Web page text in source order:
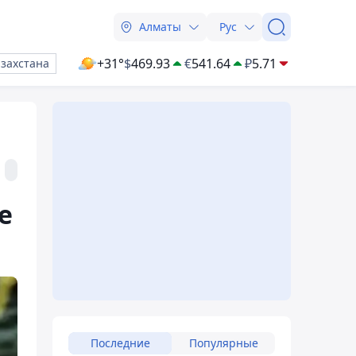
Алматы Рус
+31°$469.93 €541.64 ₽5.71
Последние Популярные